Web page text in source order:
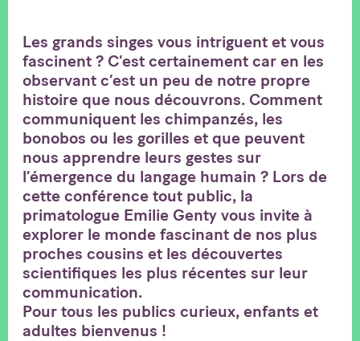
Les grands singes vous intriguent et vous
fascinent ? C’est certainement car en les
observant c’est un peu de notre propre
histoire que nous découvrons. Comment
communiquent les chimpanzés, les
bonobos ou les gorilles et que peuvent
nous apprendre leurs gestes sur
l’émergence du langage humain ? Lors de
cette conférence tout public, la
primatologue Emilie Genty vous invite à
explorer le monde fascinant de nos plus
proches cousins et les découvertes
scientifiques les plus récentes sur leur
communication.
Pour tous les publics curieux, enfants et
adultes bienvenus !